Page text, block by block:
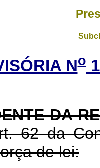
No
DA
62 da
de lei: